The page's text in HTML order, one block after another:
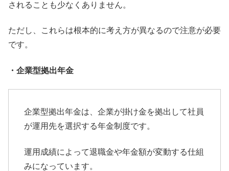
されることも少なくありません。
ただし、これらは根本的に考え方が異なるので注意が必要
です。
・企業型拠出年金
企業型拠出年金は、 企業が掛け金を拠出して社員
が運用先を選択する年金制度です。
運用成績によって退職金や年金額が変動する仕組
みになっています。